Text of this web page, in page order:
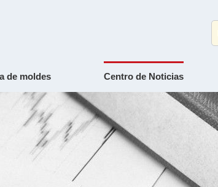
de moldes Centro de Noticias